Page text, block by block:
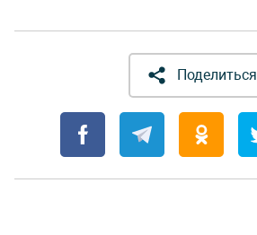
Поделиться